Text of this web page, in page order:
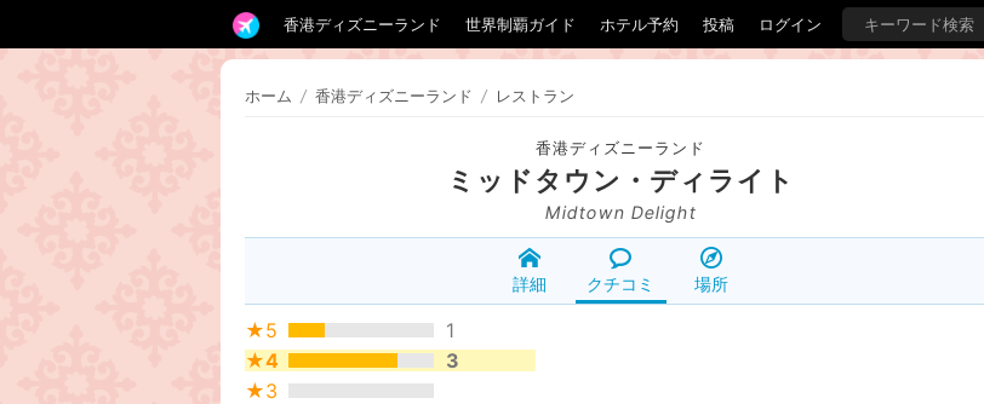
香港ディズニーランド 世界制覇ガイド ホテル予約 投稿 ログイン
ホーム / 香港ディズニーランド / レストラン
香港ディズニーランド
ミッドタウン・ディライト
Midtown Delight
詳細 クチコミ 場所
★5
1
★4
3
★3